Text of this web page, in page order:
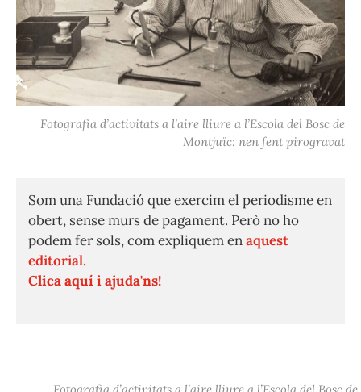
Fotografia d’activitats a l’aire lliure a l’Escola del Bosc de
Montjuïc: nen fent pirogravat
Som una Fundació que exercim el periodisme en
obert, sense murs de pagament. Però no ho
podem fer sols, com expliquem enaquest
editorial.
Clica aquí i ajuda'ns!
Fotografia d’activitats a l’aire lliure a l’Escola del Bosc de